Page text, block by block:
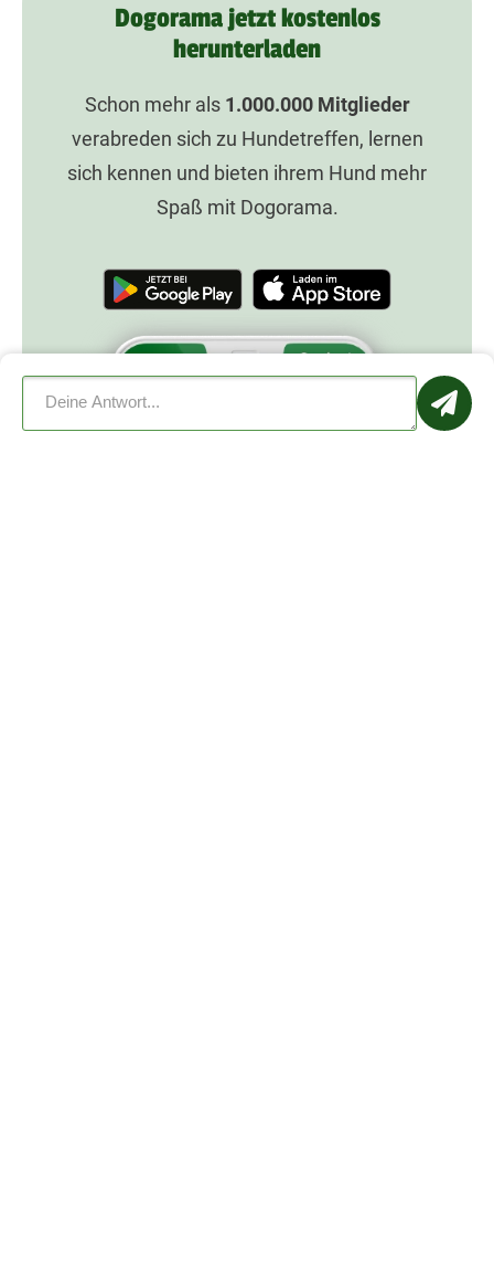
Dogorama jetzt kostenlos
herunterladen
Schon mehr als 1.000.000Mitglieder
verabreden sich zu Hundetreffen, lernen
sich kennen und bieten ihrem Hund mehr
Spaß mit Dogorama.